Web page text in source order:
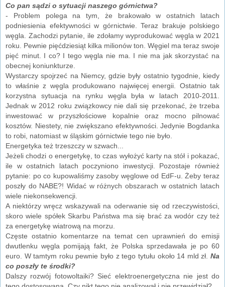
Co pan sądzi o sytuacji naszego górnictwa?
- Problem polega na tym, że brakowało w ostatnich latach
podniesienia efektywności w górnictwie. Teraz brakuje polskiego
węgla. Zachodzi pytanie, ile zdołamy wyprodukować węgla w 2021
roku. Pewnie pięćdziesiąt kilka milionów ton. Węgiel ma teraz swoje
pięć minut. I co? I tego węgla nie ma. I nie ma jak skorzystać na
obecnej koniunkturze.
Wystarczy spojrzeć na Niemcy, gdzie były ostatnio tygodnie, kiedy
to właśnie z węgla produkowano najwięcej energii. Ostatnio tak
korzystna sytuacja na rynku węgla była w latach 2010-2011.
Jednak w 2012 roku związkowcy nie dali się przekonać, że trzeba
inwestować w przyszłościowe kopalnie oraz mocno pilnować
kosztów. Niestety, nie zwiększano efektywności. Jedynie Bogdanka
to robi, natomiast w śląskim górnictwie tego nie było.
Energetyka też trzeszczy w szwach...
Jeżeli chodzi o energetykę, to czas wyłożyć karty na stół i pokazać,
ile w ostatnich latach poczyniono inwestycji. Pozostaje również
pytanie: po co kupowaliśmy zasoby węglowe od EdF-u. Żeby teraz
poszły do NABE?! Widać w różnych obszarach w ostatnich latach
wiele niekonsekwencji.
A niektórzy wręcz wskazywali na oderwanie się od rzeczywistości,
skoro wiele spółek Skarbu Państwa ma się brać za wodór czy też
za energetykę wiatrową na morzu.
Częste ostatnio komentarze na temat cen uprawnień do emisji
dwutlenku węgla pomijają fakt, że Polska sprzedawała je po 60
euro. W tamtym roku pewnie było z tego tytułu około 14 mld zł. Na
co poszły te środki?
Dalszy rozwój fotowoltaiki? Sieć elektroenergetyczna nie jest do